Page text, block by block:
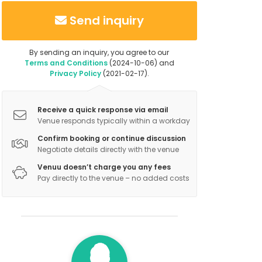
Send inquiry
By sending an inquiry, you agree to our
Terms and Conditions(2024-10-06) and
Privacy Policy(2021-02-17).
Receive a quick response via email
Venue responds typically within a workday
Confirm booking or continue discussion
Negotiate details directly with the venue
Venuu doesn’t charge you any fees
Pay directly to the venue – no added costs